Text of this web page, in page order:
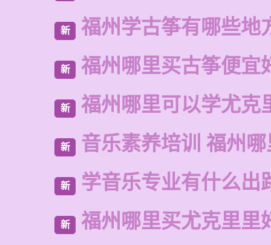
新 福州学古筝有哪些地
新 福州哪里买古筝便宜
新 福州哪里可以学尤克
新 音乐素养培训 福州
新 学音乐专业有什么出
新 福州哪里买尤克里里